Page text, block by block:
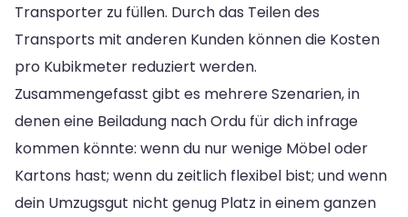
Transporter zu füllen. Durch das Teilen des
Transports mit anderen Kunden können die Kosten
pro Kubikmeter reduziert werden.
Zusammengefasst gibt es mehrere Szenarien, in
denen eine Beiladung nach Ordu für dich infrage
kommen könnte: wenn du nur wenige Möbel oder
Kartons hast; wenn du zeitlich flexibel bist; und wenn
dein Umzugsgut nicht genug Platz in einem ganzen